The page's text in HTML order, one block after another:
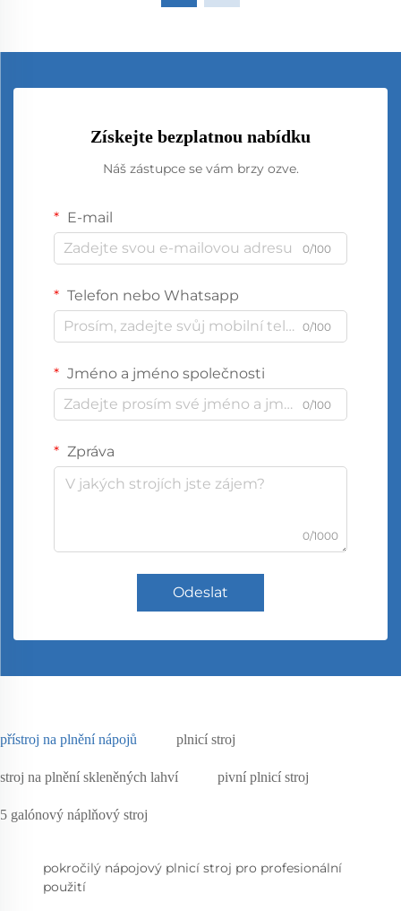
Získejte bezplatnou nabídku
Náš zástupce se vám brzy ozve.
E-mail
0/100
Telefon nebo Whatsapp
0/100
Jméno a jméno společnosti
0/100
Zpráva
0/1000
Odeslat
přístroj na plnění nápojů plnicí stroj
stroj na plnění skleněných lahví pivní plnicí stroj
5 galónový náplňový stroj
pokročilý nápojový plnicí stroj pro profesionální
použití